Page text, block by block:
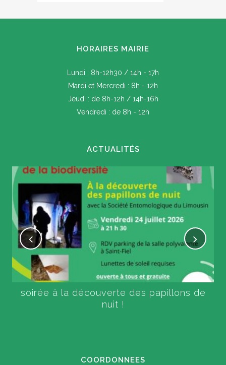
HORAIRES MAIRIE
Lundi : 8h-12h30 / 14h - 17h
Mardi et Mercredi : 8h - 12h
Jeudi : de 8h-12h / 14h-16h
Vendredi : de 8h - 12h
ACTUALITÉS
soirée à la découverte des papillons de
nuit !
COORDONNEES